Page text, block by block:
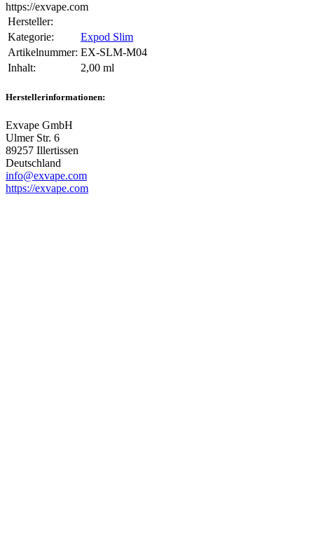
https://exvape.com
Hersteller:
Kategorie:
Expod Slim
Artikelnummer: EX-SLM-M04
Inhalt‍:
2,00 ml
Herstellerinformationen:
Exvape GmbH
Ulmer Str. 6
89257 Illertissen
Deutschland
info@exvape.com
https://exvape.com